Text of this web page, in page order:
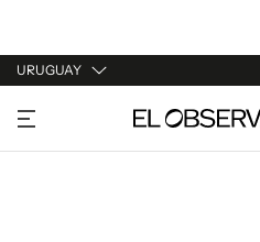
URUGUAY
URUGUAY
ARGENTINA